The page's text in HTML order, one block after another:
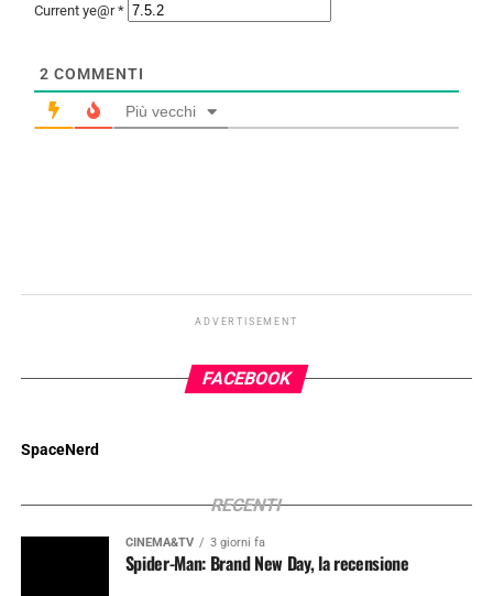
Current ye@r*
2 COMMENTI
Più vecchi
ADVERTISEMENT
FACEBOOK
SpaceNerd
RECENTI
CINEMA&TV 3 giorni fa
Spider-Man: Brand New Day, la recensione